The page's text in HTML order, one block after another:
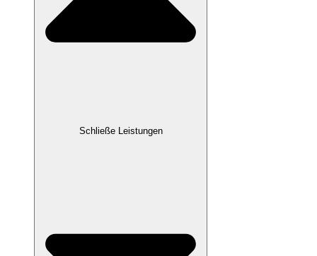
Schließe Leistungen